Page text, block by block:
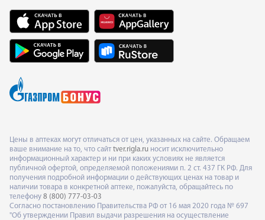
Цены в аптеках могут отличаться от цен, указанных на сайте. Обращаем
ваше внимание на то, что сайт tver.rigla.ru носит исключительно
информационный характер и ни при каких условиях не является
публичной офертой, определяемой положениями п. 2 ст. 437 ГК РФ. Для
получения подробной информации о действующих ценах на товар и
наличии товара в конкретной аптеке, пожалуйста, обращайтесь по
телефону 8 (800) 777-03-03
Согласно постановлению Правительства РФ от 16 мая 2020 года № 697
"Об утверждении Правил выдачи разрешения на осуществление